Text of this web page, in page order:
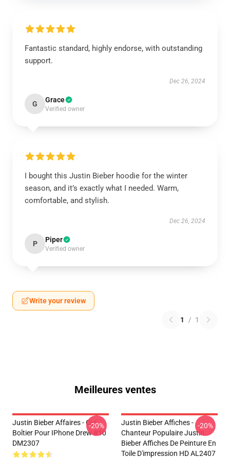
Fantastic standard, highly endorse, with outstanding
support.
Dec 26, 2024
G Grace
Verified owner
I bought this Justin Bieber hoodie for the winter
season, and it’s exactly what I needed. Warm,
comfortable, and stylish.
Dec 26, 2024
P Piper
Verified owner
Write your review
1 / 1
Meilleures ventes
Justin Bieber Affaires - Oui.
Boîtier Pour IPhone Drew #10
DM2307
-20%
Justin Bieber Affiches -
Chanteur Populaire Justin
Bieber Affiches De Peinture En
Toile D'impression HD AL2407
-20%